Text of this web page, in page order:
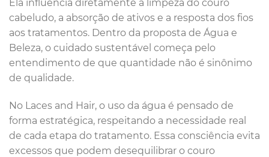
Ela influencia diretamente a limpeza do couro
cabeludo, a absorção de ativos e a resposta dos fios
aos tratamentos. Dentro da proposta de Água e
Beleza, o cuidado sustentável começa pelo
entendimento de que quantidade não é sinônimo
de qualidade.
No Laces and Hair, o uso da água é pensado de
forma estratégica, respeitando a necessidade real
de cada etapa do tratamento. Essa consciência evita
excessos que podem desequilibrar o couro